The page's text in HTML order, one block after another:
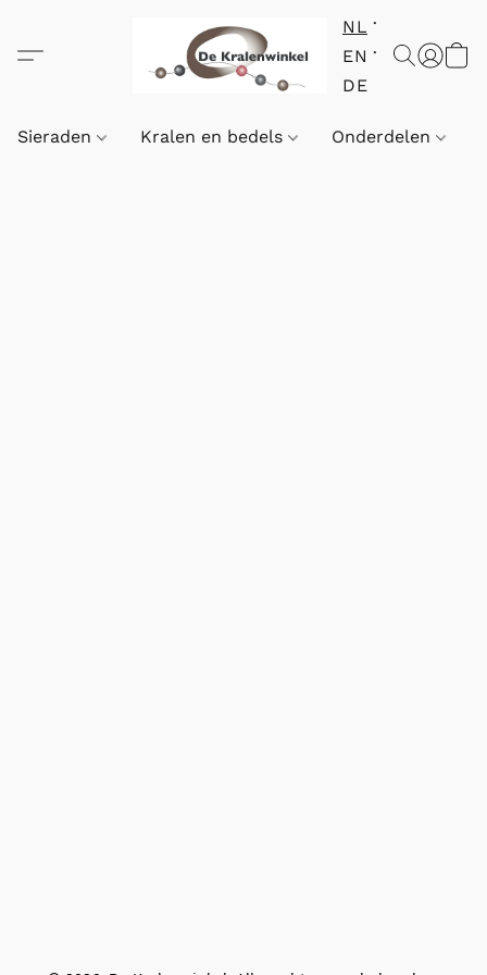
NL
EN
DE
Sieraden Kralen en bedels Onderdelen